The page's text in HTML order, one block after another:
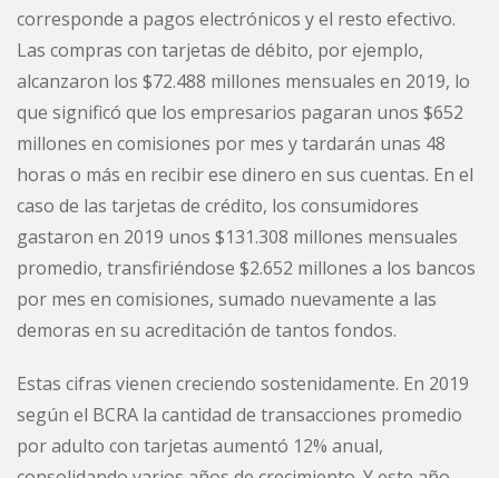
corresponde a pagos electrónicos y el resto efectivo.
Las compras con tarjetas de débito, por ejemplo,
alcanzaron los $72.488 millones mensuales en 2019, lo
que significó que los empresarios pagaran unos $652
millones en comisiones por mes y tardarán unas 48
horas o más en recibir ese dinero en sus cuentas. En el
caso de las tarjetas de crédito, los consumidores
gastaron en 2019 unos $131.308 millones mensuales
promedio, transfiriéndose $2.652 millones a los bancos
por mes en comisiones, sumado nuevamente a las
demoras en su acreditación de tantos fondos.
Estas cifras vienen creciendo sostenidamente. En 2019
según el BCRA la cantidad de transacciones promedio
por adulto con tarjetas aumentó 12% anual,